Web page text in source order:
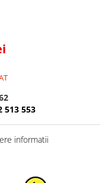
513 553
informatii